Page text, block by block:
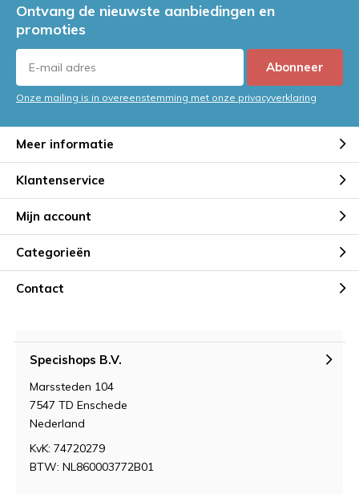
Ontvang de nieuwste aanbiedingen en
promoties
Abonneer
Onze mailing is in overeenstemming met onze privacyverklaring
Meer informatie
Klantenservice
Mijn account
Categorieën
Contact
Specishops B.V.
Marssteden 104
7547 TD Enschede
Nederland
KvK: 74720279
BTW: NL860003772B01